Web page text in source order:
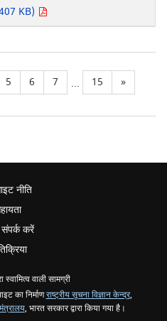
KB)
5 6 7 ... 15 »
नीति
करें
स्वामित्व वाली सामग्री
का निर्माणराष्ट्रीय सूचना विज्ञान केन्द्र,
, भारत सरकार द्वारा किया गया है।